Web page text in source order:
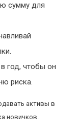
сумму для
год, чтобы он
риска.
активы в
новичков.